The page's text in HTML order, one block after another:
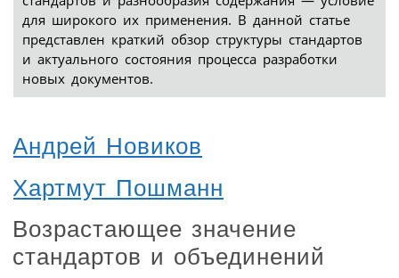
для широкого их применения. В данной статье
представлен краткий обзор структуры стандартов
и актуального состояния процесса разработки
новых документов.
Андрей Новиков
Хартмут Пошманн
Возрастающее значение
стандартов и объединений